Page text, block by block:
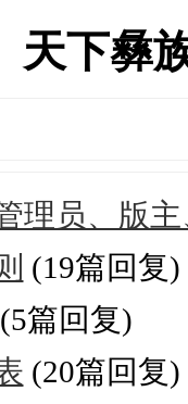
天下彝
理员、版
(19篇回复)
(5篇回复)
(20篇回复)